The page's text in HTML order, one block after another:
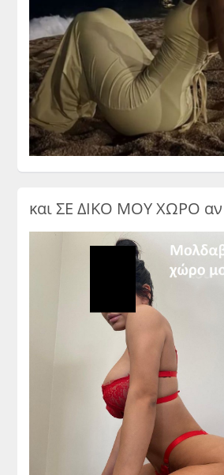
και ΣΕ ΔΙΚΟ ΜΟΥ ΧΩΡΟ αν